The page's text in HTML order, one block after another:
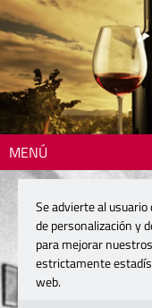
MENÚ
Se advierte al
de personalización y
para mejorar
estrictamente
web.